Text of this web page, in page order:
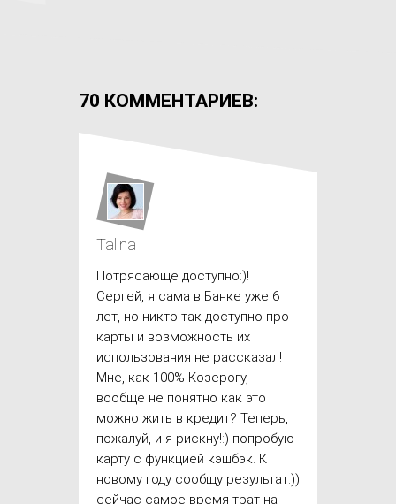
70 КОММЕНТАРИЕВ:
Talina
Потрясающе доступно:)!
Сергей, я сама в Банке уже 6
лет, но никто так доступно про
карты и возможность их
использования не рассказал!
Мне, как 100% Козерогу,
вообще не понятно как это
можно жить в кредит? Теперь,
пожалуй, и я рискну!:) попробую
карту с функцией кэшбэк. К
новому году сообщу результат:))
сейчас самое время трат на